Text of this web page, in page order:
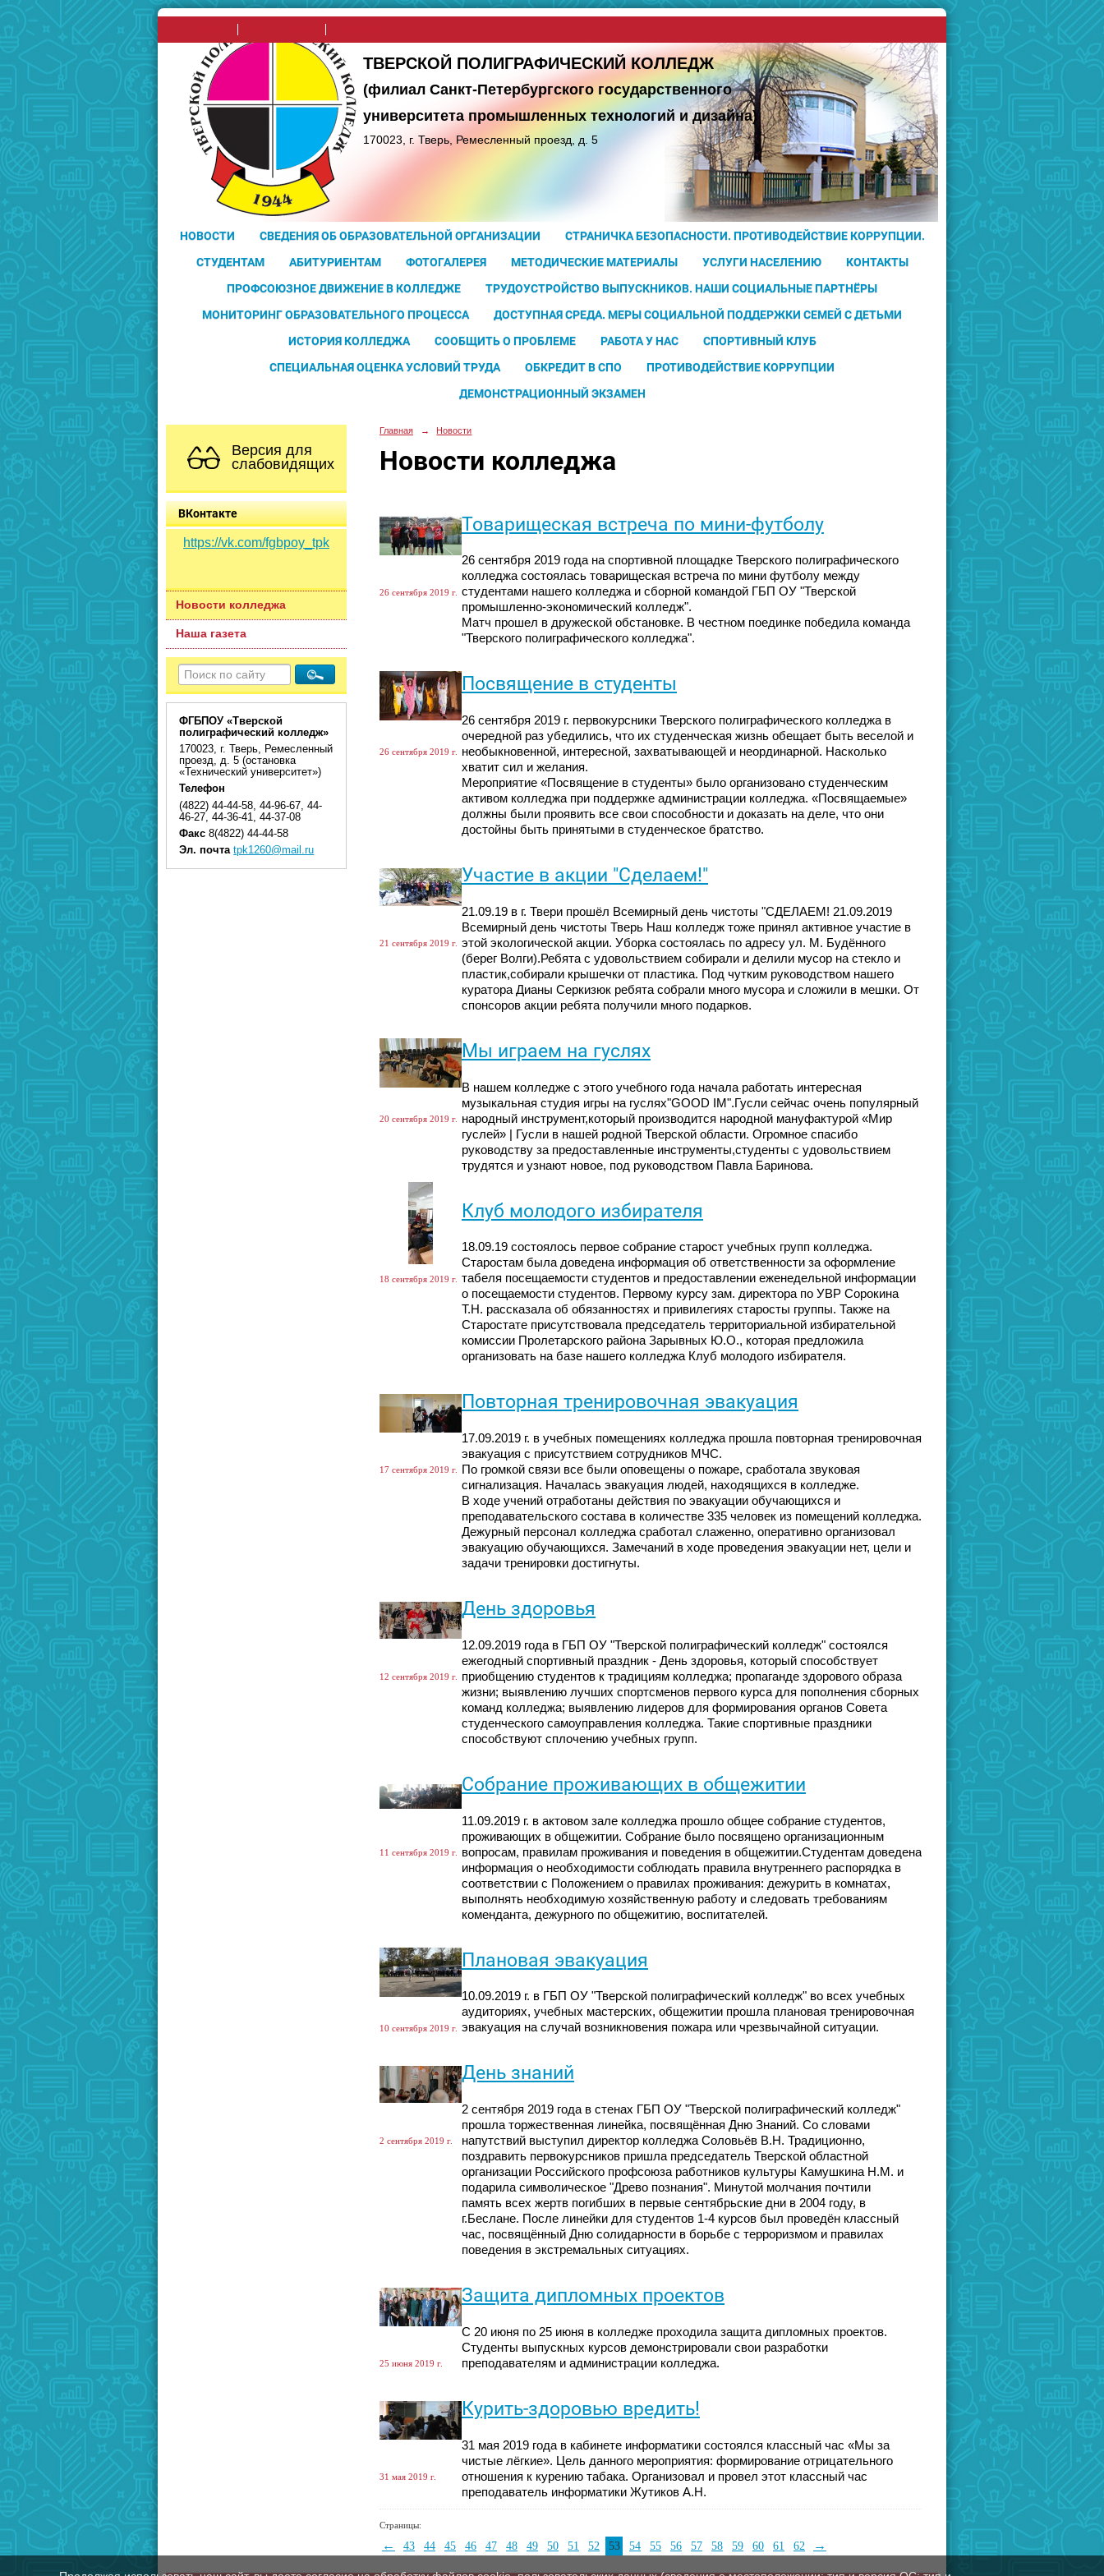
ТВЕРСКОЙ ПОЛИГРАФИЧЕСКИЙ КОЛЛЕДЖ
(филиал Санкт-Петербургского государственного
университетапромышленных технологий и дизайна)
170023, г. Тверь, Ремесленный проезд, д. 5
НОВОСТИ СВЕДЕНИЯ ОБ ОБРАЗОВАТЕЛЬНОЙ ОРГАНИЗАЦИИ
СТРАНИЧКА БЕЗОПАСНОСТИ. ПРОТИВОДЕЙСТВИЕ КОРРУПЦИИ.
СТУДЕНТАМ
АБИТУРИЕНТАМ ФОТОГАЛЕРЕЯ МЕТОДИЧЕСКИЕ МАТЕРИАЛЫ УСЛУГИ НАСЕЛЕНИЮ
КОНТАКТЫ
ПРОФСОЮЗНОЕ ДВИЖЕНИЕ В КОЛЛЕДЖЕ
ТРУДОУСТРОЙСТВО ВЫПУСКНИКОВ. НАШИ СОЦИАЛЬНЫЕ ПАРТНЁРЫ
МОНИТОРИНГ ОБРАЗОВАТЕЛЬНОГО ПРОЦЕССА
ДОСТУПНАЯ СРЕДА. МЕРЫ СОЦИАЛЬНОЙ ПОДДЕРЖКИ СЕМЕЙ С ДЕТЬМИ
ИСТОРИЯ КОЛЛЕДЖА
СООБЩИТЬ О ПРОБЛЕМЕ РАБОТА У НАС
СПОРТИВНЫЙ КЛУБ
СПЕЦИАЛЬНАЯ ОЦЕНКА УСЛОВИЙ ТРУДА
ОБКРЕДИТ В СПО
ПРОТИВОДЕЙСТВИЕ КОРРУПЦИИ
ДЕМОНСТРАЦИОННЫЙ ЭКЗАМЕН
Версия для
слабовидящих
ВКонтакте
https://vk.com/fgbpoy_tpk
Новости колледжа
Наша газета
ФГБПОУ «Тверской
полиграфический колледж»
170023, г. Тверь, Ремесленный
проезд, д. 5 (остановка
«Технический университет»)
Телефон
(4822) 44-44-58, 44-96-67, 44-
46-27, 44-36-41, 44-37-08
Факс 8(4822) 44-44-58
Эл. почта tpk1260@mail.ru
Главная → Новости
Новости колледжа
26 сентября 2019 г.
Товарищеская встреча по мини-футболу
26 сентября 2019 года на спортивной площадке Тверского полиграфического
колледжа состоялась товарищеская встреча по мини футболу между
студентами нашего колледжа и сборной командой ГБП ОУ "Тверской
промышленно-экономический колледж".
Матч прошел в дружеской обстановке. В честном поединке победила команда
"Тверского полиграфического колледжа".
26 сентября 2019 г.
Посвящение в студенты
26 сентября 2019 г. первокурсники Тверского полиграфического колледжа в
очередной раз убедились, что их студенческая жизнь обещает быть веселой и
необыкновенной, интересной, захватывающей и неординарной. Насколько
хватит сил и желания.
Мероприятие «Посвящение в студенты» было организовано студенческим
активом колледжа при поддержке администрации колледжа. «Посвящаемые»
должны были проявить все свои способности и доказать на деле, что они
достойны быть принятыми в студенческое братство.
21 сентября 2019 г.
Участие в акции "Сделаем!"
21.09.19 в г. Твери прошёл Всемирный день чистоты "СДЕЛАЕМ! 21.09.2019
Всемирный день чистоты Тверь Наш колледж тоже принял активное участие в
этой экологической акции. Уборка состоялась по адресу ул. М. Будённого
(берег Волги).Ребята с удовольствием собирали и делили мусор на стекло и
пластик,собирали крышечки от пластика. Под чутким руководством нашего
куратора Дианы Серкизюк ребята собрали много мусора и сложили в мешки. От
спонсоров акции ребята получили много подарков.
20 сентября 2019 г.
Мы играем на гуслях
В нашем колледже с этого учебного года начала работать интересная
музыкальная студия игры на гуслях"GOOD IM".Гусли сейчас очень популярный
народный инструмент,который производится народной мануфактурой «Мир
гуслей» | Гусли в нашей родной Тверской области. Огромное спасибо
руководству за предоставленные инструменты,студенты с удовольствием
трудятся и узнают новое, под руководством Павла Баринова.
18 сентября 2019 г.
Клуб молодого избирателя
18.09.19 состоялось первое собрание старост учебных групп колледжа.
Старостам была доведена информация об ответственности за оформление
табеля посещаемости студентов и предоставлении еженедельной информации
о посещаемости студентов. Первому курсу зам. директора по УВР Сорокина
Т.Н. рассказала об обязанностях и привилегиях старосты группы. Также на
Старостате присутствовала председатель территориальной избирательной
комиссии Пролетарского района Зарывных Ю.О., которая предложила
организовать на базе нашего колледжа Клуб молодого избирателя.
17 сентября 2019 г.
Повторная тренировочная эвакуация
17.09.2019 г. в учебных помещениях колледжа прошла повторная тренировочная
эвакуация с присутствием сотрудников МЧС.
По громкой связи все были оповещены о пожаре, сработала звуковая
сигнализация. Началась эвакуация людей, находящихся в колледже.
В ходе учений отработаны действия по эвакуации обучающихся и
преподавательского состава в количестве 335 человек из помещений колледжа.
Дежурный персонал колледжа сработал слаженно, оперативно организовал
эвакуацию обучающихся. Замечаний в ходе проведения эвакуации нет, цели и
задачи тренировки достигнуты.
12 сентября 2019 г.
День здоровья
12.09.2019 года в ГБП ОУ "Тверской полиграфический колледж" состоялся
ежегодный спортивный праздник - День здоровья, который способствует
приобщению студентов к традициям колледжа; пропаганде здорового образа
жизни; выявлению лучших спортсменов первого курса для пополнения сборных
команд колледжа; выявлению лидеров для формирования органов Совета
студенческого самоуправления колледжа. Такие спортивные праздники
способствуют сплочению учебных групп.
11 сентября 2019 г.
Собрание проживающих в общежитии
11.09.2019 г. в актовом зале колледжа прошло общее собрание студентов,
проживающих в общежитии. Собрание было посвящено организационным
вопросам, правилам проживания и поведения в общежитии.Студентам доведена
информация о необходимости соблюдать правила внутреннего распорядка в
соответствии с Положением о правилах проживания: дежурить в комнатах,
выполнять необходимую хозяйственную работу и следовать требованиям
коменданта, дежурного по общежитию, воспитателей.
10 сентября 2019 г.
Плановая эвакуация
10.09.2019 г. в ГБП ОУ "Тверской полиграфический колледж" во всех учебных
аудиториях, учебных мастерских, общежитии прошла плановая тренировочная
эвакуация на случай возникновения пожара или чрезвычайной ситуации.
2 сентября 2019 г.
День знаний
2 сентября 2019 года в стенах ГБП ОУ "Тверской полиграфический колледж"
прошла торжественная линейка, посвящённая Дню Знаний. Со словами
напутствий выступил директор колледжа Соловьёв В.Н. Традиционно,
поздравить первокурсников пришла председатель Тверской областной
организации Российского профсоюза работников культуры Камушкина Н.М. и
подарила символическое "Древо познания". Минутой молчания почтили
память всех жертв погибших в первые сентябрьские дни в 2004 году, в
г.Беслане. После линейки для студентов 1-4 курсов был проведён классный
час, посвящённый Дню солидарности в борьбе с терроризмом и правилах
поведения в экстремальных ситуациях.
25 июня 2019 г.
Защита дипломных проектов
С 20 июня по 25 июня в колледже проходила защита дипломных проектов.
Студенты выпускных курсов демонстрировали свои разработки
преподавателям и администрации колледжа.
31 мая 2019 г.
Курить-здоровью вредить!
31 мая 2019 года в кабинете информатики состоялся классный час «Мы за
чистые лёгкие». Цель данного мероприятия: формирование отрицательного
отношения к курению табака. Организовал и провел этот классный час
преподаватель информатики Жутиков А.Н.
Страницы:
← 43 44 45 46 47 48 49 50 51 52 53 54 55 56 57 58 59 60 61 62 →